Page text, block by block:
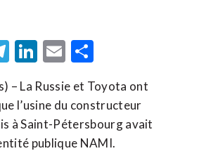
Telegram
LinkedIn
Email
– La Russie et Toyota ont
l’usine du constructeur
à Saint-Pétersbourg avait
publique NAMI.